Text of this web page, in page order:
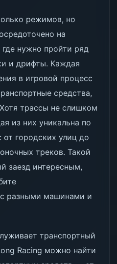
режимов, но
на
нужно пройти ряд
и дрифты. Каждая
в игровой процесс
средства,
трассы не слишком
из них уникальна по
городских улиц до
треков. Такой
заезд интересным,
с разными машинами и
транспортный
Racing можно найти